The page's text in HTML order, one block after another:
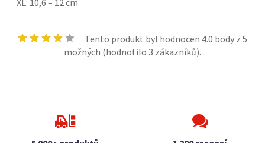
XL: 10,6 – 12 cm
Tento produkt byl hodnocen 4.0 body z 5
možných (hodnotilo 3 zákazníků).